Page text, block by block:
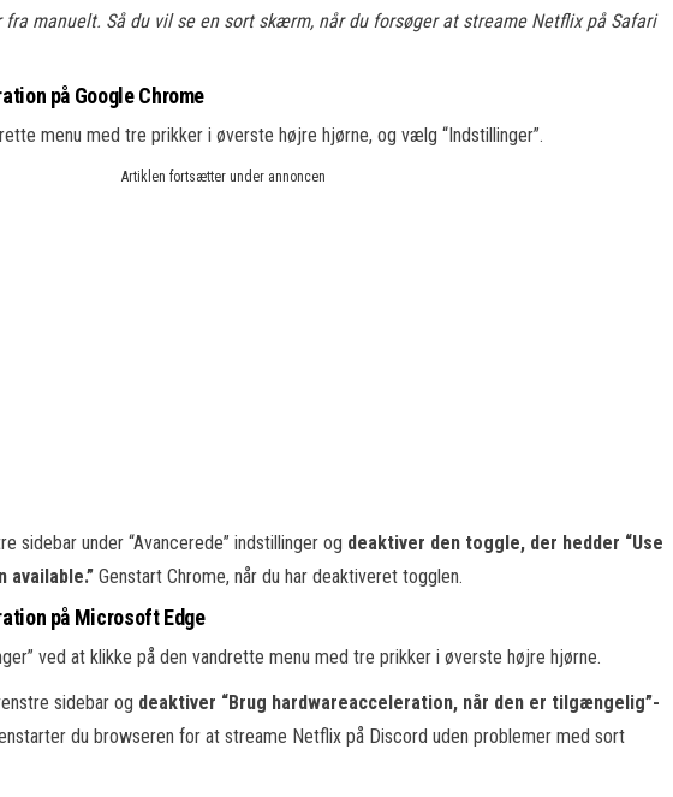
manuelt. Så du vil se en sort skærm, når du forsøger at streame Netflix på Safari
på Google Chrome
menu med tre prikker i øverste højre hjørne, og vælg “Indstillinger”.
Artiklen fortsætter under annoncen
sidebar under “Avancerede” indstillinger og deaktiver den toggle, der hedder “Use
available.” Genstart Chrome, når du har deaktiveret togglen.
på Microsoft Edge
ved at klikke på den vandrette menu med tre prikker i øverste højre hjørne.
sidebar og deaktiver “Brug hardwareacceleration, når den er tilgængelig”-
du browseren for at streame Netflix på Discord uden problemer med sort